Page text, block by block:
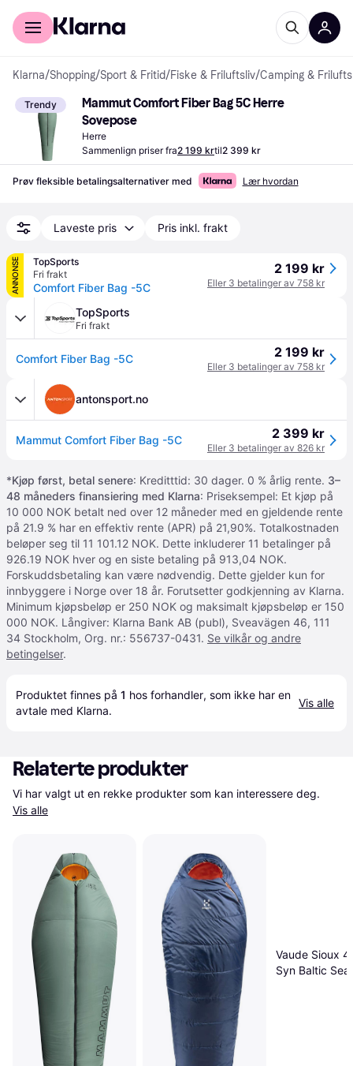
For kunder
Klarna/Shopping/Sport & Fritid/Fiske & Friluftsliv/Camping &
Trendy
Mammut Comfort Fiber Bag 5C Herre
Sovepose
Herre
Sammenlign priser fra2 199 krtil2 399 kr
Prøv fleksible betalingsalternativer med Lær hvordan
Laveste pris Pris inkl. frakt
ANNONSE
TopSports
Fri frakt
Comfort Fiber Bag -5C
2 199 kr
Eller 3 betalinger av 758 kr
TopSports
Fri frakt
Comfort Fiber Bag -5C 2 199 kr
Eller 3 betalinger av 758 kr
antonsport.no
Mammut Comfort Fiber Bag -5C 2 399 kr
Eller 3 betalinger av 826 kr
*Kjøp først, betal senere: Kreditttid: 30 dager. 0 % årlig rente. 3–
48 måneders finansiering med Klarna: Priseksempel: Et kjøp på
10 000 NOK betalt ned over 12 måneder med en gjeldende rente
på 21.9 % har en effektiv rente (APR) på 21,90%. Totalkostnaden
beløper seg til 11 101.12 NOK. Dette inkluderer 11 betalinger på
926.19 NOK hver og en siste betaling på 913,04 NOK.
Forskuddsbetaling kan være nødvendig. Dette gjelder kun for
innbyggere i Norge over 18 år. Forutsetter godkjenning av Klarna.
Minimum kjøpsbeløp er 250 NOK og maksimalt kjøpsbeløp er 150
000 NOK. Långiver: Klarna Bank AB (publ), Sveavägen 46, 111
34 Stockholm, Org. nr.: 556737-0431. Se vilkår og andre
betingelser.
Produktet finnes på 1 hos forhandler, som ikke har en
avtale med Klarna.
Vis alle
Relaterte produkter
Vis alle
Vaude Sioux
Syn Baltic